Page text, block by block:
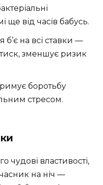
ще від часів бабусь.
б’є на всі ставки —
зменшує ризик
боротьбу
стресом.
чудові властивості,
на ніч —